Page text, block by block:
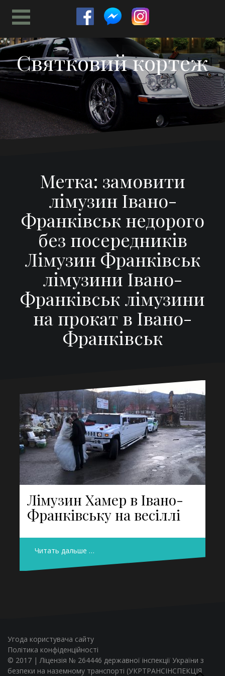
содержимому
Святковий кортеж
Метка: замовити
лімузин Івано-
Франківськ недорого
без посередників
Лімузин Франківськ
лімузини Івано-
Франківськ лімузини
на прокат в Івано-
Франківськ
Лімузин Хамер в Івано-
Франківську на весіллі
Читать дальше …
Угода користувача сайту
Політика конфіденційності
© 2017 | Ліцензія № 264446 державної інспекції України з
безпеки на наземному транспорті (УКРТРАНСІНСПЕКЦІЯ